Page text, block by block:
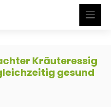
Kräuteressig
gesund